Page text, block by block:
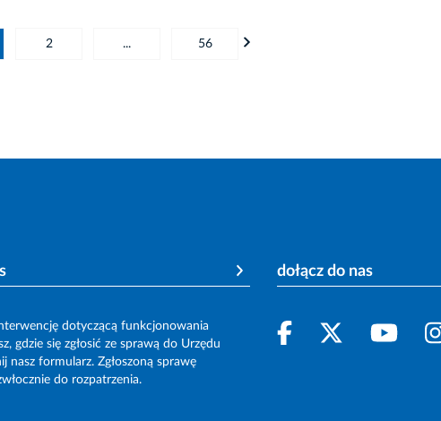
2 ... 56
dotyczącą funkcjonowania
gdzie się zgłosić ze sprawą do Urzędu
nasz formularz. Zgłoszoną sprawę
do rozpatrzenia.
dołącz do nas